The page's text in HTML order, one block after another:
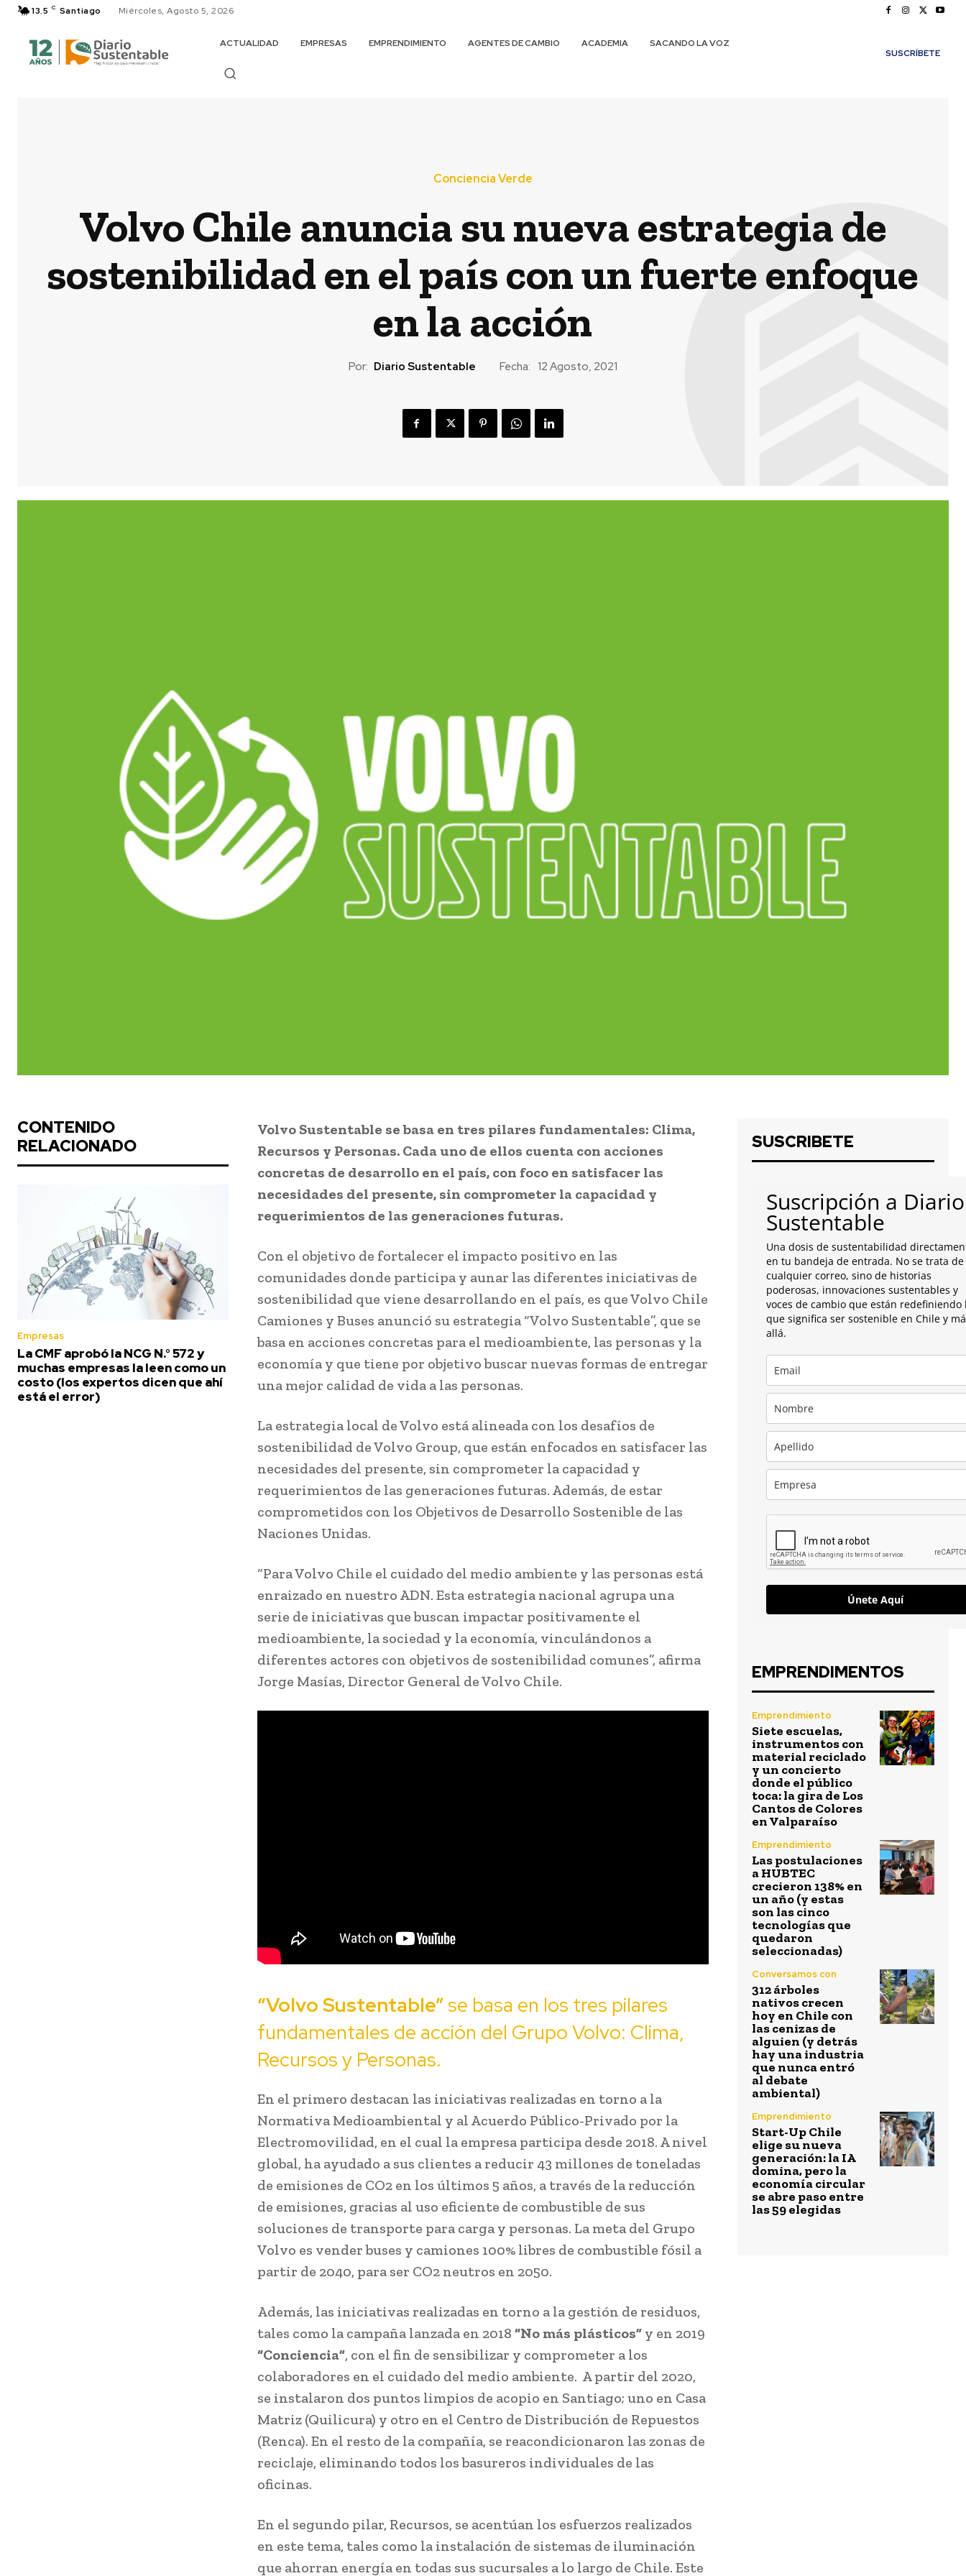
13.5 C Santiago Miércoles, Agosto 5, 2026
ACTUALIDAD EMPRESAS EMPRENDIMIENTO AGENTES DE CAMBIO ACADEMIA
SACANDO LA VOZ
SUSCRÍBETE
Conciencia Verde
Volvo Chile anuncia su nueva estrategia de
sostenibilidad en el país con un fuerte enfoque
en la acción
Por: Diario Sustentable Fecha: 12 Agosto, 2021
CONTENIDO
RELACIONADO
Empresas
La CMF aprobó la NCG N.° 572 y
muchas empresas la leen como un
costo (los expertos dicen que ahí
está el error)
Volvo Sustentable se basa en tres pilares fundamentales: Clima,
Recursos y Personas. Cada uno de ellos cuenta con acciones
concretas de desarrollo en el país, con foco en satisfacer las
necesidades del presente, sin comprometer la capacidad y
requerimientos de las generaciones futuras.
Con el objetivo de fortalecer el impacto positivo en las
comunidades donde participa y aunar las diferentes iniciativas de
sostenibilidad que viene desarrollando en el país, es que Volvo Chile
Camiones y Buses anunció su estrategia “Volvo Sustentable”, que se
basa en acciones concretas para el medioambiente, las personas y la
economía y que tiene por objetivo buscar nuevas formas de entregar
una mejor calidad de vida a las personas.
La estrategia local de Volvo está alineada con los desafíos de
sostenibilidad de Volvo Group, que están enfocados en satisfacer las
necesidades del presente, sin comprometer la capacidad y
requerimientos de las generaciones futuras. Además, de estar
comprometidos con los Objetivos de Desarrollo Sostenible de las
Naciones Unidas.
“Para Volvo Chile el cuidado del medio ambiente y las personas está
enraizado en nuestro ADN. Esta estrategia nacional agrupa una
serie de iniciativas que buscan impactar positivamente el
medioambiente, la sociedad y la economía, vinculándonos a
diferentes actores con objetivos de sostenibilidad comunes”, afirma
Jorge Masías, Director General de Volvo Chile.
“Volvo Sustentable”se basa en los tres pilares
fundamentales de acción del Grupo Volvo: Clima,
Recursos y Personas.
En el primero destacan las iniciativas realizadas en torno a la
Normativa Medioambiental y al Acuerdo Público-Privado por la
Electromovilidad, en el cual la empresa participa desde 2018. A nivel
global, ha ayudado a sus clientes a reducir 43 millones de toneladas
de emisiones de CO2 en los últimos 5 años, a través de la reducción
de emisiones, gracias al uso eficiente de combustible de sus
soluciones de transporte para carga y personas. La meta del Grupo
Volvo es vender buses y camiones 100% libres de combustible fósil a
partir de 2040, para ser CO2 neutros en 2050.
Además, las iniciativas realizadas en torno a la gestión de residuos,
tales como la campaña lanzada en 2018 “No más plásticos” y en 2019
“Conciencia”, con el fin de sensibilizar y comprometer a los
colaboradores en el cuidado del medio ambiente. A partir del 2020,
se instalaron dos puntos limpios de acopio en Santiago; uno en Casa
Matriz (Quilicura) y otro en el Centro de Distribución de Repuestos
(Renca). En el resto de la compañía, se reacondicionaron las zonas de
reciclaje, eliminando todos los basureros individuales de las
oficinas.
En el segundo pilar, Recursos, se acentúan los esfuerzos realizados
en este tema, tales como la instalación de sistemas de iluminación
que ahorran energía en todas sus sucursales a lo largo de Chile. Este
SUSCRIBETE
Suscripción a Diario
Sustentable
Una dosis de sustentabilidad
en tu bandeja de entrada. No se trata de
cualquier correo, sino de historias
poderosas, innovaciones sustentables y
voces de cambio que están redefiniendo
que significa ser sostenible en Chile y
allá.
Únete Aquí
EMPRENDIMENTOS
Emprendimiento
Siete escuelas,
instrumentos con
material reciclado
y un concierto
donde el público
toca: la gira de Los
Cantos de Colores
en Valparaíso
Emprendimiento
Las postulaciones
a HUBTEC
crecieron 138% en
un año (y estas
son las cinco
tecnologías que
quedaron
seleccionadas)
Conversamos con
312 árboles
nativos crecen
hoy en Chile con
las cenizas de
alguien (y detrás
hay una industria
que nunca entró
al debate
ambiental)
Emprendimiento
Start-Up Chile
elige su nueva
generación: la IA
domina, pero la
economía circular
se abre paso entre
las 59 elegidas